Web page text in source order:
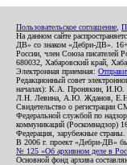
Пользовательское соглашение
На данном сайте
ДВ» со знаком «Дебри-ДВ».
России, член Союза писателей
680032, Хабаровский край,
Электронная приемная:
Редакционный совет
началах): К.А. Пронякин,
Л.Н. Левина, А.Ю. Жданов,
Свидетельство о регистрации
Федеральной службой по
коммуникаций (Роскомнадзор)
Федерация, зарубежные страны.
В 2006 г. проект «Дебри-ДВ»
№ 125 «Об архивном деле в
Основной фонд архива